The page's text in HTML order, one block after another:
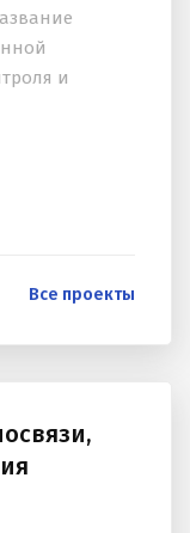
и
Все проекты